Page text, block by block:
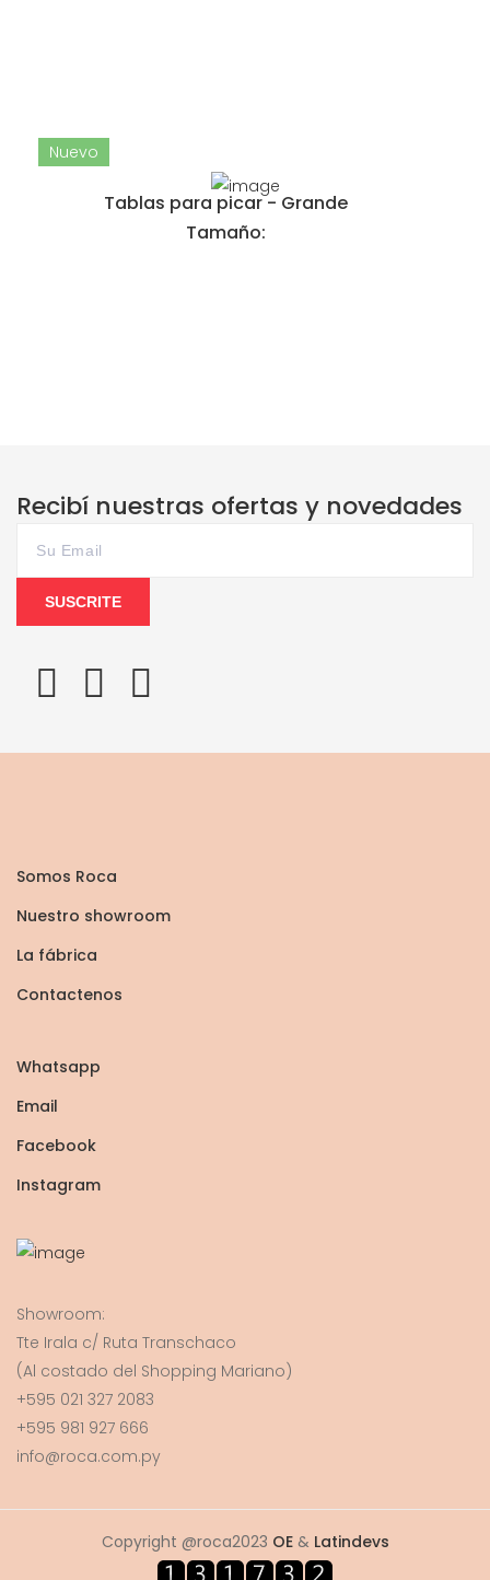
Nuevo
Tablas para picar - Grande
Tamaño:
Recibí nuestras ofertas y novedades
SUSCRITE
Somos Roca
Nuestro showroom
La fábrica
Contactenos
Whatsapp
Email
Facebook
Instagram
Showroom:
Tte Irala c/ Ruta Transchaco
(Al costado del Shopping Mariano)
+595 021 327 2083
+595 981 927 666
info@roca.com.py
Copyright @roca2023 OE& Latindevs